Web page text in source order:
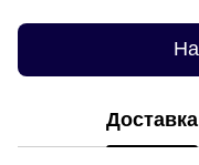
Доставка